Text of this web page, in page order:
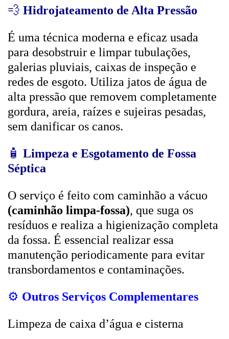
💨 Hidrojateamento de Alta Pressão
É uma técnica moderna e eficaz usada
para desobstruir e limpar tubulações,
galerias pluviais, caixas de inspeção e
redes de esgoto. Utiliza jatos de água de
alta pressão que removem completamente
gordura, areia, raízes e sujeiras pesadas,
sem danificar os canos.
🧴 Limpeza e Esgotamento de Fossa
Séptica
O serviço é feito com caminhão a vácuo
(caminhão limpa-fossa), que suga os
resíduos e realiza a higienização completa
da fossa. É essencial realizar essa
manutenção periodicamente para evitar
transbordamentos e contaminações.
⚙️ Outros Serviços Complementares
Limpeza de caixa d’água e cisterna